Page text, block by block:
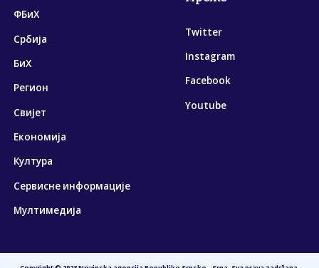
ФБиХ
Србија
БиХ
Регион
Свијет
Економија
Култура
Сервисне информације
Мултимедија
Twitter
Instagram
Facebook
Youtube